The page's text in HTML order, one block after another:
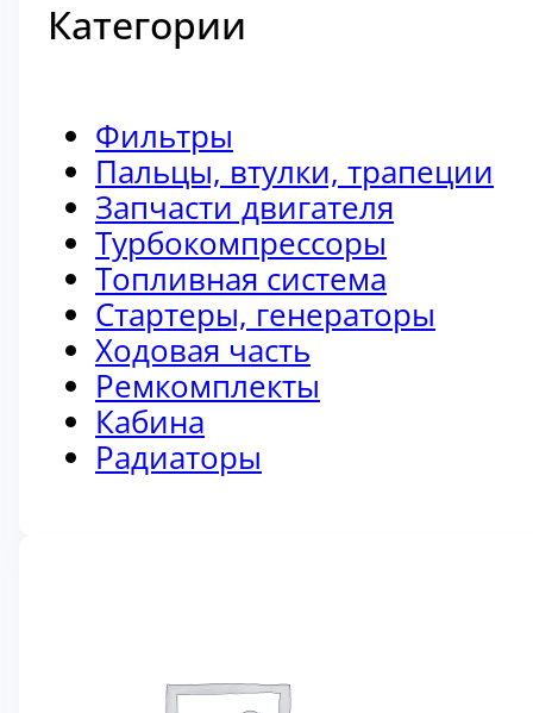
Категории
Фильтры
Пальцы, втулки, трапеции
Запчасти двигателя
Турбокомпрессоры
Топливная система
Стартеры, генераторы
Ходовая часть
Ремкомплекты
Кабина
Радиаторы